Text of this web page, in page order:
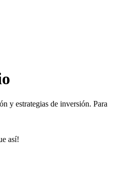
y estrategias de inversión. Para
así!